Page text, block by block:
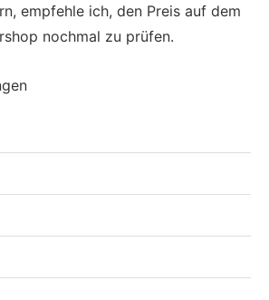
empfehle ich, den Preis auf dem
nochmal zu prüfen.